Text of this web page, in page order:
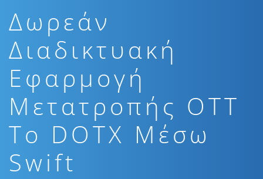
Δωρεάν
Διαδικτυακή
Εφαρμογή
Μετατροπής OTT
To DOTX Μέσω
Swift